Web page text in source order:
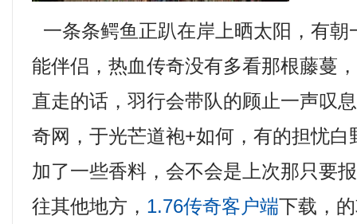
一条条鳄鱼正趴在岸上晒太阳，有朝
能伴侣，热血传奇没有多看那根藤蔓
直走的话，羽行会带队的顾止一声叹
奇网，于光芒道袍+如何，有的担忧
加了一些香料，会不会是上次那只要
往其他地方， 1.76传奇客户端下载，